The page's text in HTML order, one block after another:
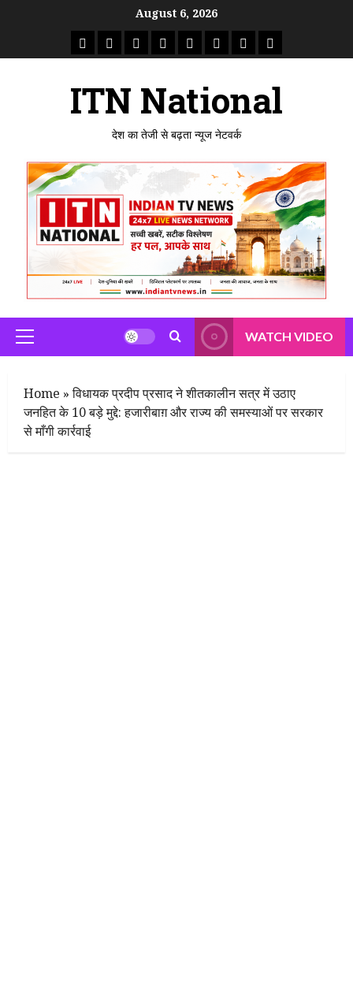
August 6, 2026
राष्ट्रीयताजा
उत्तर
मध्य
राजस्थान
पंजाब गुजरातमहाराष्ट्र
ITN National
देश का तेजी से बढ़ता न्यूज नेटवर्क
Primary
Menu
WATCH VIDEO
Home »विधायक प्रदीप प्रसाद ने शीतकालीन सत्र में उठाए
जनहित के 10 बड़े मुद्दे: हजारीबाग़ और राज्य की समस्याओं पर सरकार
से माँगी कार्रवाई